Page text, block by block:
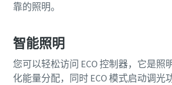
靠的照明。
智能照明
您可以轻松访问 ECO 控制器，它是照
化能量分配，同时 ECO 模式启动调光